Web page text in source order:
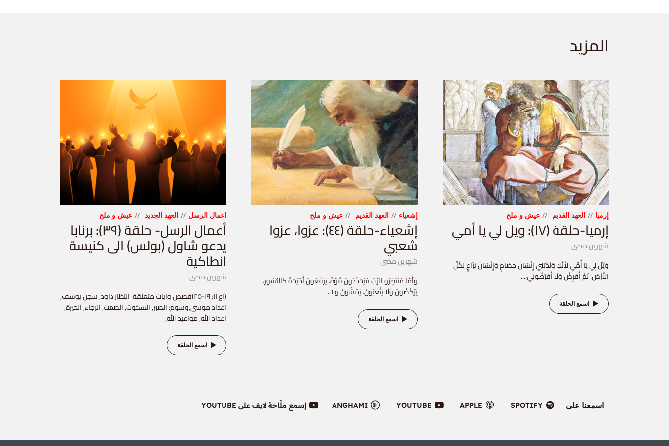
المزيد
إرميا العهد القديم عيش و ملح
إرميا-حلقة (١٧): ويل لي يا أمي
شهرين مضى
وَيْلٌ لِي يَا أُمِّي لأَنَّكِ وَلَدْتِنِي إِنْسَانَ خِصَامٍ وَإِنْسَانَ نِزَاعٍ لِكُلِّ
الأَرْضِ. لَمْ أَقْرِضْ وَلَا أَقْرَضُونِي،...
اسمع الحلقة
إشعياء العهد القديم عيش و ملح
إشعياء-حلقة (٤٤): عزوا، عزوا
شعبي
شهرين مضى
وَأَمَّا مُنْتَظِرُو الرَّبِّ فَيُجَدِّدُونَ قُوَّةً. يَرْفَعُونَ أَجْنِحَةً كَالنُّسُورِ.
يَرْكُضُونَ وَلَا يَتْعَبُونَ. يَمْشُونَ وَلَا...
اسمع الحلقة
اعمال الرسل العهد الجديد عيش و ملح
أعمال الرسل- حلقة (٣٩): برنابا
يدعو شاول (بولس) الى كنيسة
انطاكية
شهرين مضى
(اع ١١: ١٩-٢٥)قصص وآيات متعلقة: انتظار داود, سجن يوسف,
اعداد موسى,وسوم: الصبر, السكوت, الصمت, الرجاء, الحيرة,
اعداد الله, مواعيد الله,
اسمع الحلقة
اسمعنا على SPOTIFY
APPLE
YOUTUBE
ANGHAMI إسمع ملَّاحة لايف على YOUTUBE